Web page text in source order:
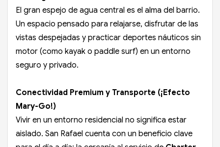
El gran espejo de agua central es el alma del barrio.
Un espacio pensado para relajarse, disfrutar de las
vistas despejadas y practicar deportes náuticos sin
motor (como kayak o paddle surf) en un entorno
seguro y privado.
Conectividad Premium y Transporte (¡Efecto
Mary-Go!)
Vivir en un entorno residencial no significa estar
aislado. San Rafael cuenta con un beneficio clave